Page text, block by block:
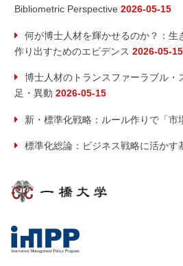
Bibliometric Perspective 2026-05-15
何が博士人材を輝かせるのか？：生
作り出すためのエビデンス 2026-05-15
博士人材のトランスファーラブル・
足・異動 2026-05-15
新・標準化戦略：ルール作りで「市
標準化総論：ビジネス戦略に活かす